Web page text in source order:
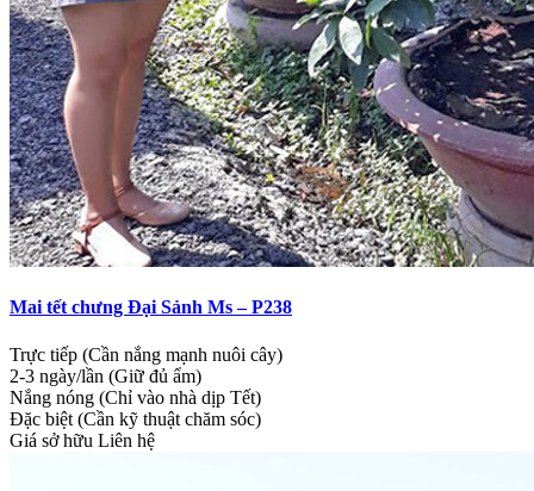
Mai tết chưng Đại Sảnh Ms – P238
Trực tiếp (Cần nắng mạnh nuôi cây)
2-3 ngày/lần (Giữ đủ ẩm)
Nắng nóng (Chỉ vào nhà dịp Tết)
Đặc biệt (Cần kỹ thuật chăm sóc)
Giá sở hữu Liên hệ